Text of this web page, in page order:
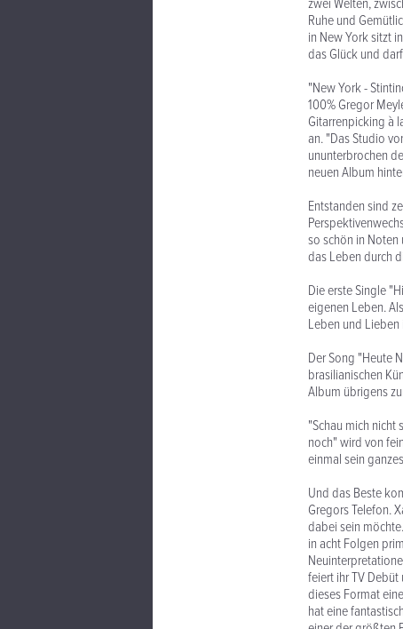
zwei Welten,
Ruhe und
in New York sitzt
das Glück und
"New York -
100% Gregor
Gitarrenpicking à
an. "Das Studio
ununterbrochen
neuen Album
Entstanden sind
so schön in
das Leben durch
Die erste Single
eigenen Leben.
Leben und
Der Song "Heute
brasilianischen
Album übrigens
"Schau mich
noch" wird von
einmal sein
Und das Beste
Gregors Telefon.
dabei sein
in acht Folgen
feiert ihr TV
dieses Format
hat eine